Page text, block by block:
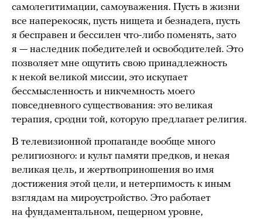
самолегитимации, самоуважения. Пусть в жизни
все наперекосяк, пусть нищета и безнадега, пусть
я бесправен и бессилен что-либо поменять, зато
я — наследник победителей и освободителей. Это
позволяет мне ощутить свою принадлежность
к некой великой миссии, это искупает
бессмысленность и никчемность моего
повседневного существования: это великая
терапия, сродни той, которую предлагает религия.
В телевизионной пропаганде вообще много
религиозного: и культ памяти предков, и некая
великая цель, и жертвоприношения во имя
достижения этой цели, и нетерпимость к иным
взглядам на мироустройство. Это работает
на фундаментальном, пещерном уровне,